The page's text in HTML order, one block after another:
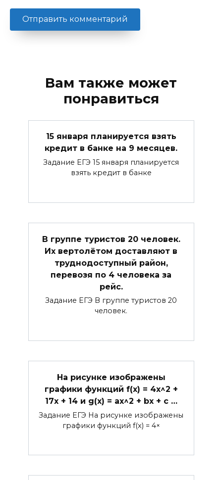
Вам также может
понравиться
15 января планируется взять
кредит в банке на 9 месяцев.
Задание ЕГЭ 15 января планируется
взять кредит в банке
В группе туристов 20 человек.
Их вертолётом доставляют в
труднодоступный район,
перевозя по 4 человека за
рейс.
Задание ЕГЭ В группе туристов 20
человек.
На рисунке изображены
графики функций f(x) = 4x^2 +
17x + 14 и g(x) = ax^2 + bx + c …
Задание ЕГЭ На рисунке изображены
графики функций f(x) = 4×